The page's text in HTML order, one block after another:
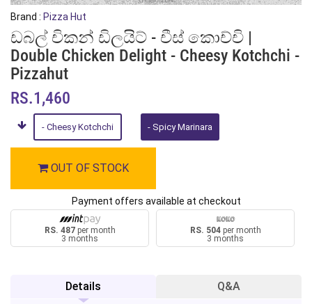
Brand : Pizza Hut
ඩබල් චිකන් ඩිලයිට් - චීස් කොච්චි |
Double Chicken Delight - Cheesy Kotchchi -
Pizzahut
RS.1,460
- Cheesy Kotchchi - Spicy Marinara
OUT OF STOCK
Payment offers available at checkout
RS. 487per month
3 months
RS. 504per month
3 months
Details Q&A